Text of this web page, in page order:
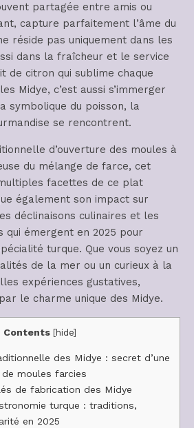
partagée entre amis ou
capture parfaitement l’âme du
réside pas uniquement dans les
dans la fraîcheur et le service
de citron qui sublime chaque
Midye, c’est aussi s’immerger
symbolique du poisson, la
se rencontrent.
d’ouverture des moules à
du mélange de farce, cet
facettes de ce plat
également son impact sur
déclinaisons culinaires et les
qui émergent en 2025 pour
turque. Que vous soyez un
de la mer ou un curieux à la
expériences gustatives,
le charme unique des Midye.
Contents [hide]
des Midye : secret d’une
moules farcies
de fabrication des Midye
turque : traditions,
en 2025